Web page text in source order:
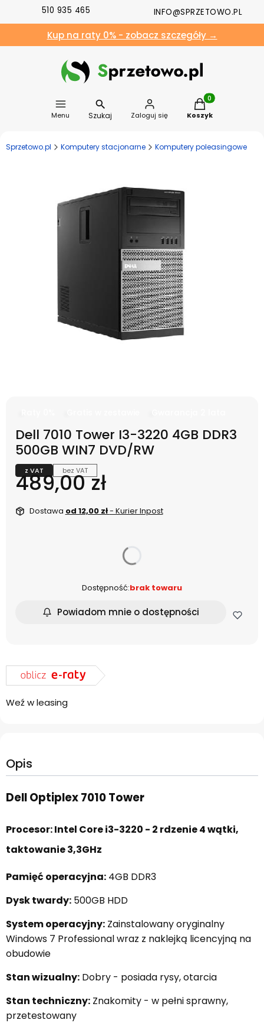
510 935 465 INFO@SPRZETOWO.PL
Kup na raty 0% - zobacz szczegóły →
Menu Szukaj Zaloguj się
Produkty w
Koszyk
Sprzetowo.pl Komputery stacjonarne Komputery poleasingowe
Dell 7010 Tower I3-3220 4GB DDR3
500GB WIN7 DVD/RW
z VAT bez VAT
Cena
489,00 zł
Dostawa od 12,00 zł- Kurier Inpost
Dostępność:brak towaru
Powiadom mnie o dostępności
Weź w leasing
Opis
Dell Optiplex 7010 Tower
Procesor: Intel Core i3-3220 - 2 rdzenie 4 wątki,
taktowanie 3,3GHz
Pamięć operacyjna: 4GB DDR3
Dysk twardy: 500GB HDD
System operacyjny: Zainstalowany oryginalny
Windows 7 Professional wraz z naklejką licencyjną na
obudowie
Stan wizualny: Dobry - posiada rysy, otarcia
Stan techniczny: Znakomity - w pełni sprawny,
przetestowany